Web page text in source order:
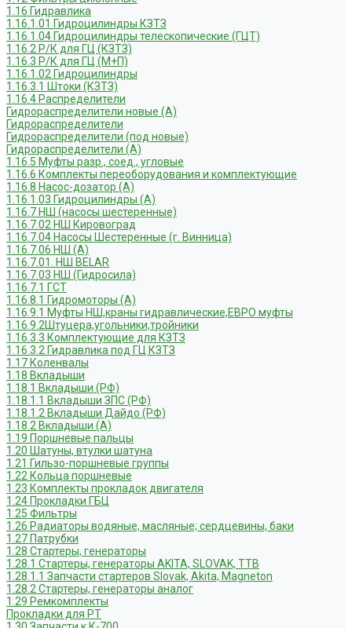
1.16 Гидравлика
1.16.1.01 Гидроцилиндры КЗТЗ
1.16.1.04 Гидроцилиндры телескопические (ГЦТ)
1.16.2 Р/К для ГЦ (КЗТЗ)
1.16.3 Р/К для ГЦ (М+П)
1.16.1.02 Гидроцилиндры
1.16.3.1 Штоки (КЗТЗ)
1.16.4 Распределители
Гидрораспределители новые (А)
Гидрораспределители
Гидрораспределители (под новые)
Гидрораспределители (А)
1.16.5 Муфты разр., соед., угловые
1.16.6 Комплекты переоборудования и комплектующие
1.16.8 Насос-дозатор (А)
1.16.1.03 Гидроцилиндры (А)
1.16.7 НШ (насосы шестеренные)
1.16.7.02 НШ Кировоград
1.16.7.04 Насосы Шестеренные (г. Винница)
1.16.7.06 НШ (А)
1.16.7.01. НШ BELAR
1.16.7.03 НШ (Гидросила)
1.16.7.1 ГСТ
1.16.8.1 Гидромоторы (А)
1.16.9.1 Муфты НШ,краны гидравлические,ЕВРО муфты
1.16.9.2Штуцера,угольники,тройники
1.16.3.3 Комплектующие для КЗТЗ
1.16.3.2 Гидравлика под ГЦ КЗТЗ
1.17 Коленвалы
1.18 Вкладыши
1.18.1 Вкладыши (РФ)
1.18.1.1 Вкладыши ЗПС (РФ)
1.18.1.2 Вкладыши Дайдо (РФ)
1.18.2 Вкладыши (А)
1.19 Поршневые пальцы
1.20 Шатуны, втулки шатуна
1.21 Гильзо-поршневые группы
1.22 Кольца поршневые
1.23 Комплекты прокладок двигателя
1.24 Прокладки ГБЦ
1.25 Фильтры
1.26 Радиаторы водяные, масляные; сердцевины, баки
1.27 Патрубки
1.28 Стартеры, генераторы
1.28.1 Стартеры, генераторы AKITA, SLOVAK, ТТВ
1.28.1.1 Запчасти стартеров Slovak, Akita, Magneton
1.28.2 Стартеры, генераторы аналог
1.29 Ремкомплекты
Прокладки для РТ